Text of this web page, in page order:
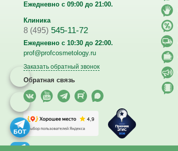
Ежедневно с 09:00 до 21:00.
Клиника
8 (495) 545-11-72
Ежедневно с 10:30 до 22:00.
prof@profcosmetology.ru
Заказать обратный звонок
Обратная связь